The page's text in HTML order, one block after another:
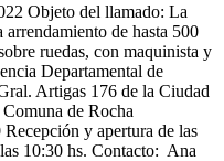
Objeto del llamado: La
de hasta 500
ruedas, con maquinista y
Departamental de
Artigas 176 de la Ciudad
de Rocha
y apertura de las
10:30 hs. Contacto: Ana